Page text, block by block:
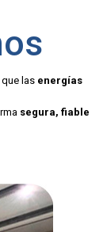
las energías
segura, fiable